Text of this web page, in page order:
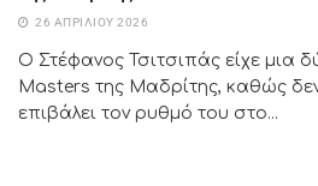
26 ΑΠΡΙΛΊΟΥ 2026
Ο Στέφανος Τσιτσιπάς είχε μια
Masters της Μαδρίτης, καθώς
επιβάλει τον ρυθμό του στο...